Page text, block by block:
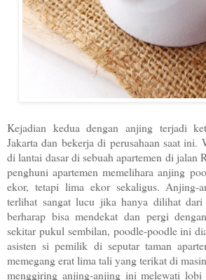
Kejadian kedua dengan anjing terjadi
Jakarta dan bekerja di perusahaan saat ini.
di lantai dasar di sebuah apartemen di jalan
penghuni apartemen memelihara anjing
ekor, tetapi lima ekor sekaligus.
terlihat sangat lucu jika hanya dilihat dari
berharap bisa mendekat dan pergi
sekitar pukul sembilan, poodle-poodle ini
asisten si pemilik di seputar taman
memegang erat lima tali yang terikat di
menggiring anjing-anjing ini melewati